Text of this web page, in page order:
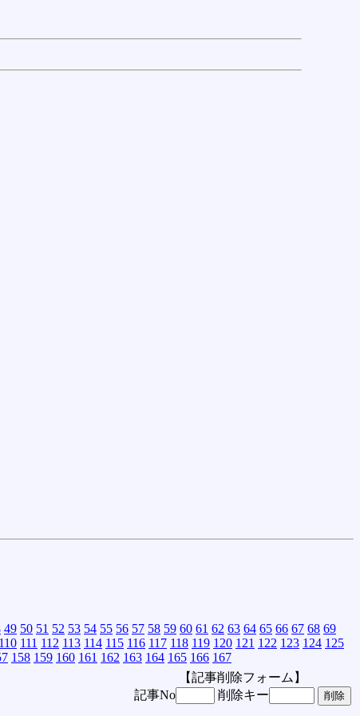
49 50 51 52 53 54 55 56 57 58 59 60 61 62 63 64 65 66 67 68 69
110 111 112 113 114 115 116 117 118 119 120 121 122 123 124 125
158 159 160 161 162 163 164 165 166 167
【記事削除フォーム】
記事No
削除キー